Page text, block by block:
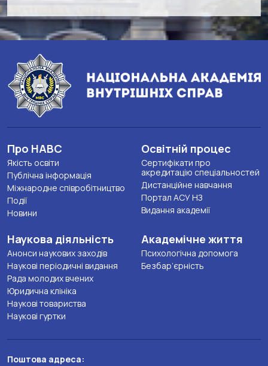
Про НАВС
Якість освіти
Публічна інформація
Міжнародне співробітництво
Події
Новини
Освітній процес
Сертифікати про
акредитацію спеціальностей
Дистанційне навчання
Портал АСУ НЗ
Видання академії
Наукова діяльність
Анонси наукових заходів
Наукові періодичні видання
Рада молодих вчених
Юридична клініка
Наукові товариства
Наукові гуртки
Академічне життя
Психологічна допомога
Безбар’єрність
Поштова адреса: